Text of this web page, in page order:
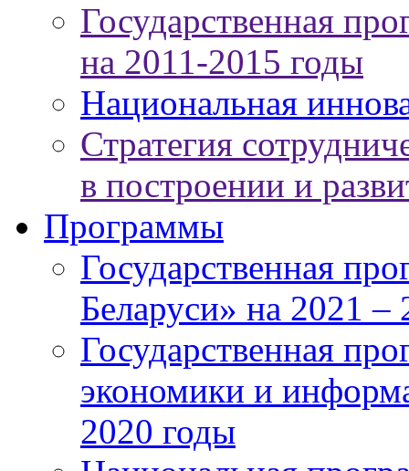
Государственная
на 2011-2015 годы
Национальная
Стратегия
в построении и
Программы
Государственная
Беларуси» на 2021 –
Государственная
экономики и
2020 годы